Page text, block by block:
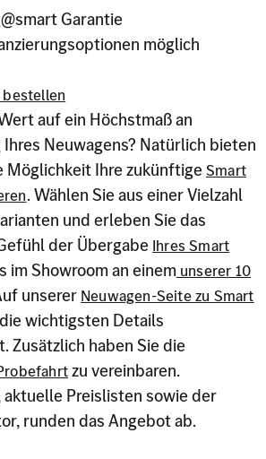
Garantie
möglich
bestellen
auf ein Höchstmaß an
Neuwagens? Natürlich bieten
Möglichkeit Ihre zukünftigeSmart
. Wählen Sie aus einer Vielzahl
und erleben Sie das
der Übergabe Ihres Smart
im Showroom an einem unserer 10
unserer Neuwagen-Seite zu Smart
wichtigsten Details
Zusätzlich haben Sie die
zu vereinbaren.
aktuelle Preislisten sowie der
runden das Angebot ab.